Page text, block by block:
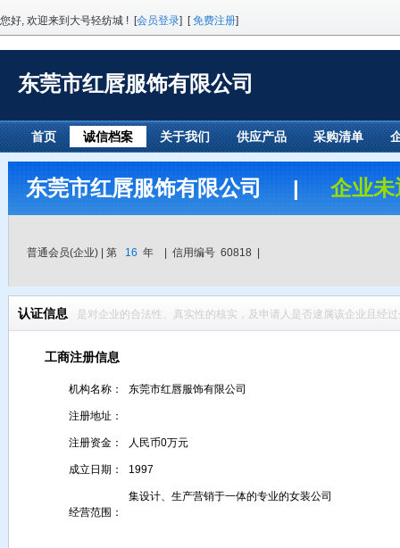
您好, 欢迎来到大号轻纺城 ! [会员登录] [免费注册]
东莞市红唇服饰有限公司
首页 诚信档案 关于我们 供应产品 采购清单
东莞市红唇服饰有限公司 | 企业
普通会员(企业) | 第 16 年 | 信用编号 60818 |
认证信息 是对企业的合法性、真实性的核实，及申请人是否逮属该企业且经
工商注册信息
机构名称： 东莞市红唇服饰有限公司
注册地址：
注册资金： 人民币0万元
成立日期： 1997
经营范围：
集设计、生产营销于一体的专业的女装公司